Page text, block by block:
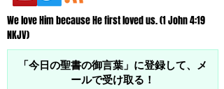
We love Him because He first loved us. (1 John 4:19
NKJV)
「今日の聖書の御言葉」に登録して、メ
ールで受け取る！